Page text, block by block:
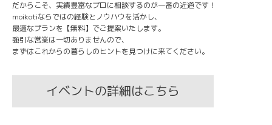
だからこそ、実績豊富なプロに相談するのが一番の近道です！
moikotiならではの経験とノウハウを活かし、
最適なプランを【無料】でご提案いたします。
強引な営業は一切ありませんので、
まずはこれからの暮らしのヒントを見つけに来てください。
イベントの詳細はこちら